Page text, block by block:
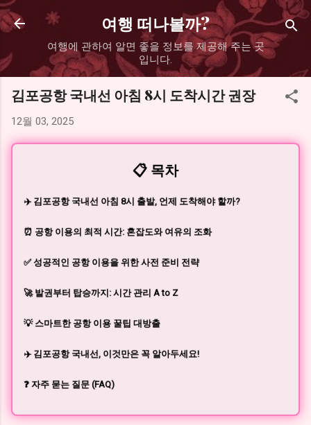
기본 콘텐츠로 건너뛰기
여행 떠나볼까?
여행에 관하여 알면 좋을 정보를 제공해 주는 곳
입니다.
김포공항 국내선 아침 8시 도착시간 권장
12월 03, 2025
📋 목차
✈️ 김포공항 국내선 아침 8시 출발, 언제 도착해야 할까?
⏰ 공항 이용의 최적 시간: 혼잡도와 여유의 조화
✅ 성공적인 공항 이용을 위한 사전 준비 전략
🚀 발권부터 탑승까지: 시간 관리 A to Z
💡 스마트한 공항 이용 꿀팁 대방출
✈️ 김포공항 국내선, 이것만은 꼭 알아두세요!
❓ 자주 묻는 질문 (FAQ)